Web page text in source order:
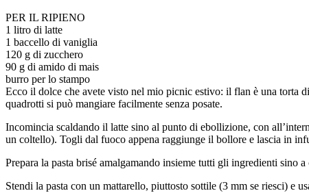
PER IL RIPIENO
1 litro di latte
1 baccello di vaniglia
120 g di zucchero
90 g di amido di mais
burro per lo stampo
Ecco il dolce che avete visto nel mio picnic estivo: il flan è una torta
quadrotti si può mangiare facilmente senza posate.
Incomincia scaldando il latte sino al punto di ebollizione, con
un coltello). Togli dal fuoco appena raggiunge il bollore e lascia in
Prepara la pasta brisé amalgamando insieme tutti gli ingredienti
Stendi la pasta con un mattarello, piuttosto sottile (3 mm se riesci) e